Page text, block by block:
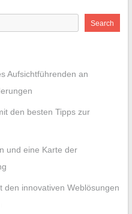
Search
Aufsichtführenden an
den besten Tipps zur
und eine Karte der
den innovativen Weblösungen